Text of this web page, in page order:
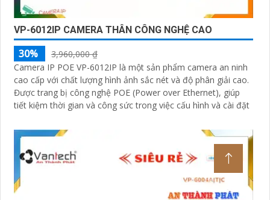
VP-6012IP CAMERA THÂN CÔNG NGHỆ CAO
30%
3,960,000 ₫
Camera IP POE VP-6012IP là một sản phẩm camera an ninh
cao cấp với chất lượng hình ảnh sắc nét và độ phân giải cao.
Được trang bị công nghệ POE (Power over Ethernet), giúp
tiết kiệm thời gian và công sức trong việc cấu hình và cài đặt